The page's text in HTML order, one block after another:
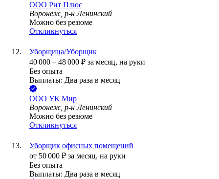
ООО Рит Плюс
Воронеж, р-н Ленинский
Можно без резюме
Откликнуться
Уборщица/Уборщик
40 000 – 48 000 ₽ за месяц, на руки
Без опыта
Выплаты: Два раза в месяц
ООО УК Мир
Воронеж, р-н Ленинский
Можно без резюме
Откликнуться
Уборщик офисных помещений
от 50 000 ₽ за месяц, на руки
Без опыта
Выплаты: Два раза в месяц